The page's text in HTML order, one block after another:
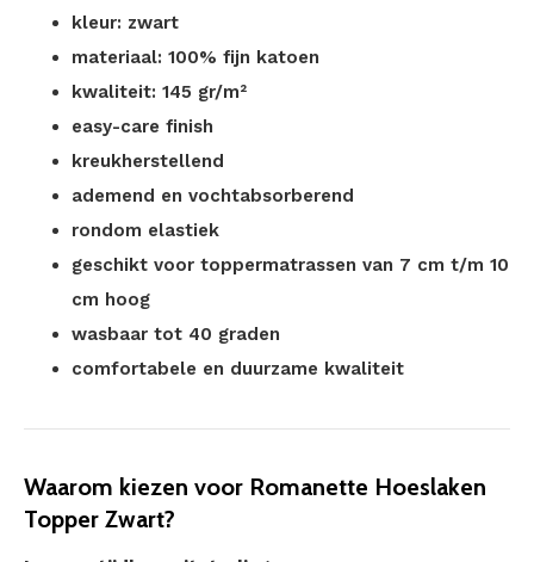
kleur: zwart
materiaal: 100% fijn katoen
kwaliteit: 145 gr/m²
easy-care finish
kreukherstellend
ademend en vochtabsorberend
rondom elastiek
geschikt voor toppermatrassen van 7 cm t/m 10
cm hoog
wasbaar tot 40 graden
comfortabele en duurzame kwaliteit
Waarom kiezen voor Romanette Hoeslaken
Topper Zwart?